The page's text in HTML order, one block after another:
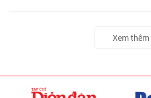
Xem thêm